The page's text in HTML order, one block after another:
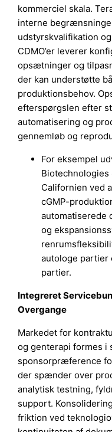
kommerciel skala.
interne
udstyrskvalifikation
CDMO’er leverer
opsætninger og
der kan understøtte
produktionsbehov.
efterspørgslen efter
automatisering og
gennemløb og
For eksempel
Californien ved
cGMP-
automatiserede
og
autologe partier
partier.
Integreret
Overgange
Markedet for
og genterapi formes i
sponsorpræference
der spænder over
analytisk testning,
support.
friktion ved